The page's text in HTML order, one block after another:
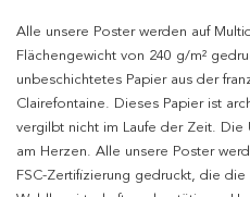
Alle unsere Poster werden auf
Flächengewicht von 240 g/m²
unbeschichtetes Papier aus der
Clairefontaine. Dieses Papier ist
vergilbt nicht im Laufe der Zeit. Die
am Herzen. Alle unsere Poster
FSC-Zertifizierung gedruckt, die